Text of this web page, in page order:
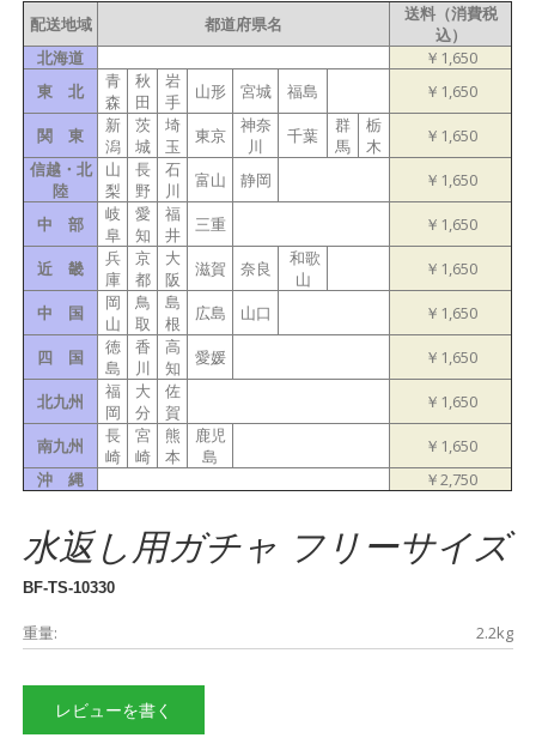
配送地域 都道府県名
送料（消費税
込）
北海道
￥1,650
東 北
青
森
秋
田
岩
手
山形 宮城 福島 ￥1,650
関 東
新
潟
茨
城
埼
玉
東京
神奈
川
千葉
群
馬
栃
木
￥1,650
信越・北
陸
山
梨
長
野
石
川
富山 静岡 ￥1,650
中 部
岐
阜
愛
知
福
井
三重 ￥1,650
近 畿
兵
庫
京
都
大
阪
滋賀 奈良
和歌
山
￥1,650
中 国
岡
山
鳥
取
島
根
広島 山口 ￥1,650
四 国
徳
島
香
川
高
知
愛媛 ￥1,650
北九州
福
岡
大
分
佐
賀
￥1,650
南九州
長
崎
宮
崎
熊
本
鹿児
島
￥1,650
沖 縄
￥2,750
水返し用ガチャ フリーサイズ
BF-TS-10330
重量: 2.2kg
レビューを書く